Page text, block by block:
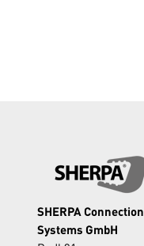
SHERPA Connection
Systems GmbH